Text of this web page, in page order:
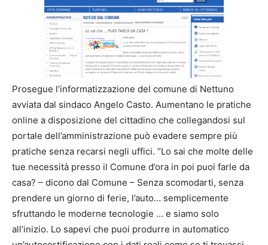
Prosegue l’informatizzazione del comune di Nettuno
avviata dal sindaco Angelo Casto. Aumentano le pratiche
online a disposizione del cittadino che collegandosi sul
portale dell’amministrazione può evadere sempre più
pratiche senza recarsi negli uffici. “Lo sai che molte delle
tue necessità presso il Comune d’ora in poi puoi farle da
casa? – dicono dal Comune – Senza scomodarti, senza
prendere un giorno di ferie, l’auto… semplicemente
sfruttando le moderne tecnologie … e siamo solo
all’inizio. Lo sapevi che puoi produrre in automatico